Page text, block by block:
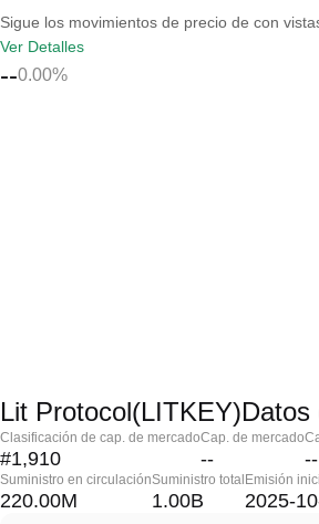
Sigue los movimientos de precio de con
Ver Detalles
--0.00%
Lit Protocol(LITKEY)Datos
Clasificación de cap. de mercado
#1,910
Cap. de mercado
-- --
Suministro en circulación
220.00M
Suministro total
1.00B
Emisión
2025-